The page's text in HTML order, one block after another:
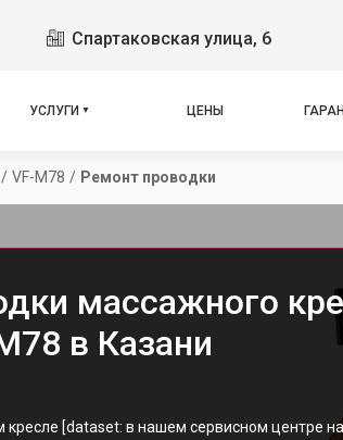
Спартаковская улица, 6
УСЛУГИ ЦЕНЫ
/ VF-M78 / Ремонт проводки
массажного
в Казани
[dataset: в нашем сервисном центре